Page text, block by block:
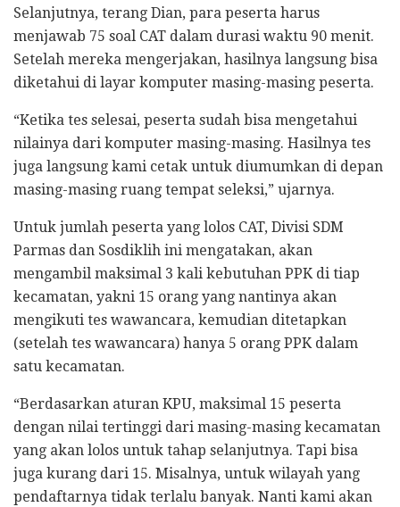
Selanjutnya, terang Dian, para peserta harus
menjawab 75 soal CAT dalam durasi waktu 90 menit.
Setelah mereka mengerjakan, hasilnya langsung bisa
diketahui di layar komputer masing-masing peserta.
“Ketika tes selesai, peserta sudah bisa mengetahui
nilainya dari komputer masing-masing. Hasilnya tes
juga langsung kami cetak untuk diumumkan di depan
masing-masing ruang tempat seleksi,” ujarnya.
Untuk jumlah peserta yang lolos CAT, Divisi SDM
Parmas dan Sosdiklih ini mengatakan, akan
mengambil maksimal 3 kali kebutuhan PPK di tiap
kecamatan, yakni 15 orang yang nantinya akan
mengikuti tes wawancara, kemudian ditetapkan
(setelah tes wawancara) hanya 5 orang PPK dalam
satu kecamatan.
“Berdasarkan aturan KPU, maksimal 15 peserta
dengan nilai tertinggi dari masing-masing kecamatan
yang akan lolos untuk tahap selanjutnya. Tapi bisa
juga kurang dari 15. Misalnya, untuk wilayah yang
pendaftarnya tidak terlalu banyak. Nanti kami akan